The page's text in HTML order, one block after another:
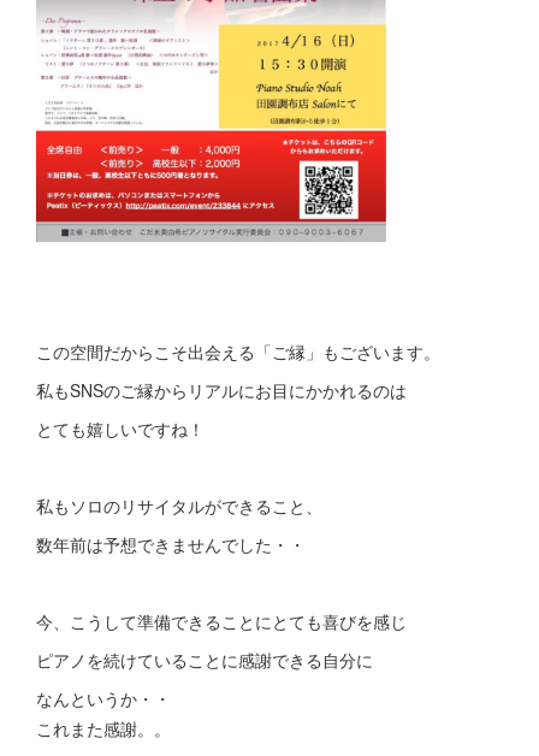
この空間だからこそ出会える「ご縁」もございます。
私もSNSのご縁からリアルにお目にかかれるのは
とても嬉しいですね！
私もソロのリサイタルができること、
数年前は予想できませんでした・・
今、こうして準備できることにとても喜びを感じ
ピアノを続けていることに感謝できる自分に
なんというか・・
これまた感謝。。